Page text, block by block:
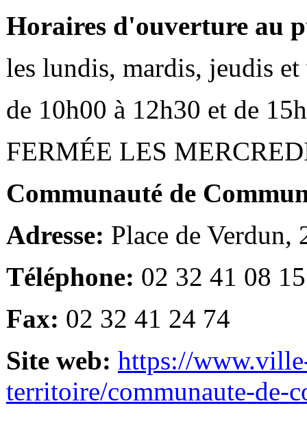
Horaires d'ouverture au
les lundis, mardis, jeudis et
de 10h00 à 12h30 et de
FERMÉE LES
Communauté de
Adresse: Place de Verdun,
Téléphone: 02 32 41 08 15
Fax: 02 32 41 24 74
Site web: https://
territoire/communaute-de-